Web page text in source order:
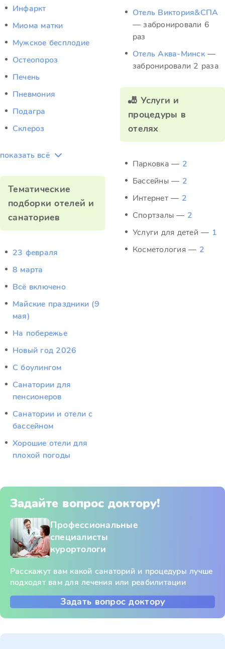
Инфаркт
Миома матки
Мужское бесплодие
Остеопороз
Печень
Пневмония
Подагра
Склероз
показать всё
Тематические
подборки отелей и
санаториев
23 февраля
8 марта
Всё включено
Майские праздники (9
мая)
На побережье
Новый год 2026
С боулингом
Санатории для
пенсионеров
Санатории и отели с
бассейном
Хорошие отели для
плохой погоды
Отель Виктория&СПА
— забронировали 6
раз
Отель Аква-Минск —
забронировали 2 раза
🎳 Услуги и
процедуры в
отелях
Парковка — 2
Бассейны — 2
Интернет — 2
Спортзалы — 2
Услуги для детей — 1
Косметология — 2
Задайте вопрос доктору!
Профессиональные
специалисты
курортологи
Расскажут вам какой санаторий и процедуры лучше
подходят вам для лечения или реабилитации
Задать вопрос доктору